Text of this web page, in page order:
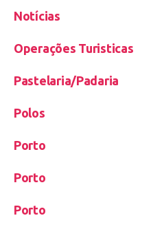
Notícias
Operações Turisticas
Pastelaria/Padaria
Polos
Porto
Porto
Porto